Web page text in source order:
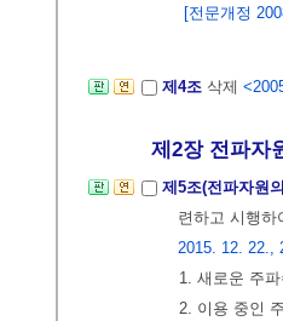
[전문개정
제4조 삭제
제2장 전파자
제5조(전파자원
련하고 시행
2015. 12. 22.,
1. 새로운 주
2. 이용 중인